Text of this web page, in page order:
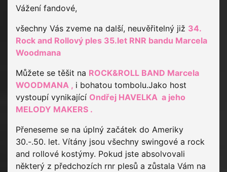
Vážení fandové,
všechny Vás zveme na další, neuvěřitelný již 34.
Rock and Rollový ples 35.let RNR bandu Marcela
Woodmana
Můžete se těšit na ROCK&ROLL BAND Marcela
WOODMANA , i bohatou tombolu.Jako host
vystoupí vynikající Ondřej HAVELKA a jeho
MELODY MAKERS .
Přeneseme se na úplný začátek do Ameriky
30.-.50. let. Vítány jsou všechny swingové a rock
and rollové kostýmy. Pokud jste absolvovali
některý z předchozích rnr plesů a zůstala Vám na